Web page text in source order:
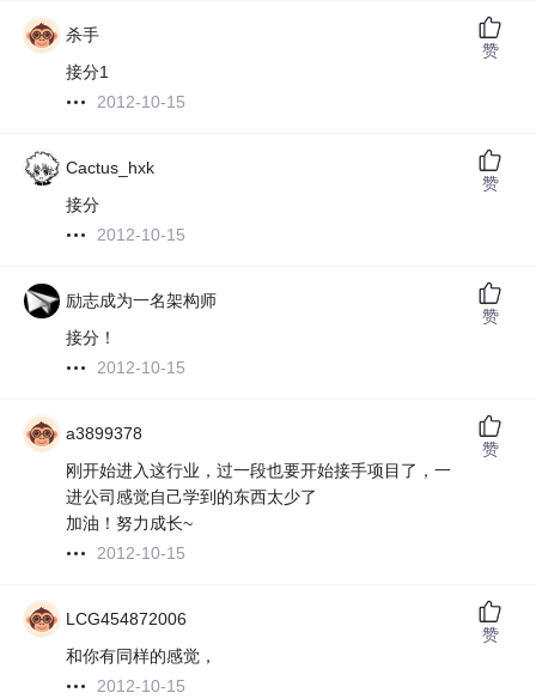
杀手
接分1
2012-10-15
赞
Cactus_hxk
接分
2012-10-15
赞
励志成为一名架构师
接分！
2012-10-15
赞
a3899378
刚开始进入这行业，过一段也要开始接手项目了，一
进公司感觉自己学到的东西太少了
加油！努力成长~
2012-10-15
赞
LCG454872006
和你有同样的感觉，
2012-10-15
赞